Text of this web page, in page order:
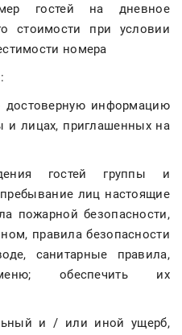
гостей на дневное
стоимости при условии
номера
достоверную информацию
и лицах, приглашенных на
гостей группы и
лиц настоящие
пожарной безопасности,
правила безопасности
санитарные правила,
меню; обеспечить их
и / или иной ущерб,